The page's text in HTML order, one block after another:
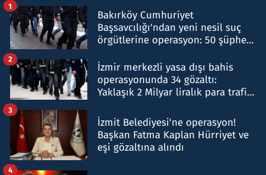
Bakırköy Cumhuriyet
Başsavcılığı'ndan yeni nesil suç
örgütlerine operasyon: 50 şüpheli
1
İzmir merkezli yasa dışı bahis
operasyonunda 34 gözaltı:
Yaklaşık 2 Milyar liralık para trafiği
2
İzmit Belediyesi'ne operasyon!
Başkan Fatma Kaplan Hürriyet ve
eşi gözaltına alındı
3
4